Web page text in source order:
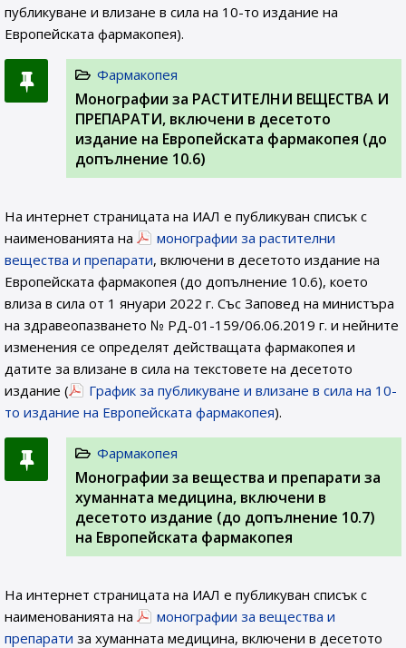
публикуване и влизане в сила на 10-то издание на
Европейската фармакопея).
Фармакопея
Монографии за РАСТИТЕЛНИ ВЕЩЕСТВА И
ПРЕПАРАТИ, включени в десетото
издание на Европейската фармакопея (до
допълнение 10.6)
На интернет страницата на ИАЛ e публикуван списък с
наименованията на
монографии за растителни
вещества и препарати, включени в десетото издание на
Европейската фармакопея (до допълнение 10.6), което
влиза в сила от 1 януари 2022 г. Със Заповед на министъра
на здравеопазването № РД-01-159/06.06.2019 г. и нейните
изменения се определят действащата фармакопея и
датите за влизане в сила на текстовете на десетото
издание (
График за публикуване и влизане в сила на 10-
то издание на Европейската фармакопея).
Фармакопея
Монографии за вещества и препарати за
хуманната медицина, включени в
десетото издание (до допълнение 10.7)
на Европейската фармакопея
На интернет страницата на ИАЛ e публикуван списък с
наименованията на
монографии за вещества и
препарати за хуманната медицина, включени в десетото